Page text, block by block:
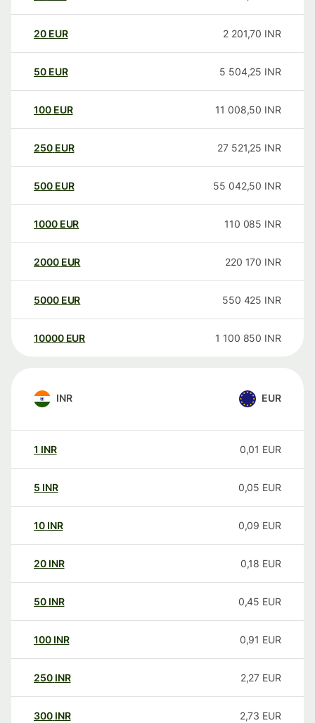
20 EUR 2 201,70 INR
50 EUR 5 504,25 INR
100 EUR 11 008,50 INR
250 EUR 27 521,25 INR
500 EUR 55 042,50 INR
1000 EUR 110 085 INR
2000 EUR 220 170 INR
5000 EUR 550 425 INR
10000 EUR 1 100 850 INR
INR EUR
1 INR 0,01 EUR
5 INR 0,05 EUR
10 INR 0,09 EUR
20 INR 0,18 EUR
50 INR 0,45 EUR
100 INR 0,91 EUR
250 INR 2,27 EUR
300 INR 2,73 EUR